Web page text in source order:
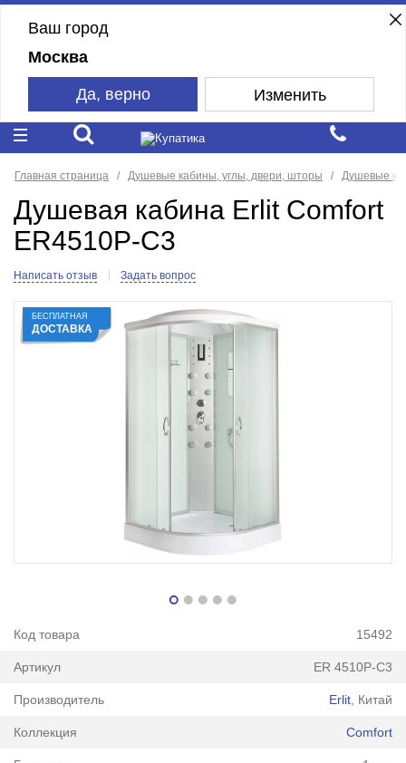
Ваш город
Москва
Да, верно Изменить
Главная страница Душевые кабины, углы, двери, шторы Душевые
Душевая кабина Erlit Comfort
ER4510P-C3
Написать отзыв Задать вопрос
БЕСПЛАТНАЯ
ДОСТАВКА
Код товара 15492
Артикул ER 4510P-C3
Производитель Erlit , Китай
Коллекция Comfort